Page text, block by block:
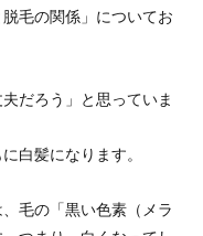
毛の関係」についてお
だろう」と思っていま
白髪になります。
毛の「黒い色素（メラ